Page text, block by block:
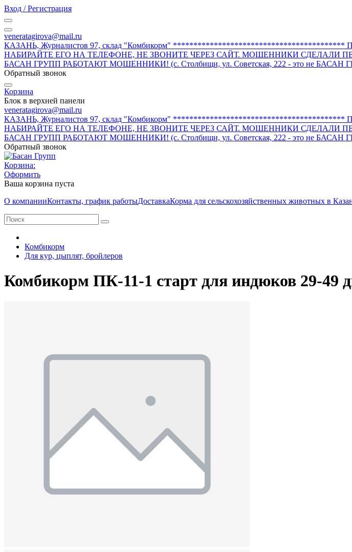
Вход / Регистрация
veneratagirova@mail.ru
КАЗАНЬ, Журналистов 97, склад "Комбикорм"
НАБИРАЙТЕ ЕГО НА ТЕЛЕФОНЕ, НЕ ЗВОНИТЕ ЧЕРЕЗ САЙТ. МОШЕННИКИ
БАСАН ГРУПП РАБОТАЮТ МОШЕННИКИ! (с. Столбищи, ул. Советская, 222 - это не БАСАН
Обратный звонок
Корзина
Блок в верхней панели
veneratagirova@mail.ru
КАЗАНЬ, Журналистов 97, склад "Комбикорм"
НАБИРАЙТЕ ЕГО НА ТЕЛЕФОНЕ, НЕ ЗВОНИТЕ ЧЕРЕЗ САЙТ. МОШЕННИКИ
БАСАН ГРУПП РАБОТАЮТ МОШЕННИКИ! (с. Столбищи, ул. Советская, 222 - это не БАСАН
Обратный звонок
Корзина:
Оформить
Ваша корзина пуста
О компанииКонтакты, график работыДоставкаКорма для сельскохозяйственных животных в
Комбикорм
Для кур, цыплят, бройлеров
Комбикорм ПК-11-1 старт для индюков